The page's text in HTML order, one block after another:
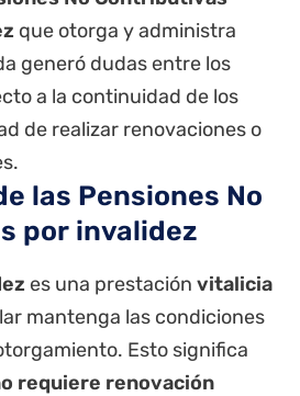
que otorga y administra
generó dudas entre los
a la continuidad de los
de realizar renovaciones o
las Pensiones No
por invalidez
es una prestación vitalicia
mantenga las condiciones
Esto significa
requiere renovación